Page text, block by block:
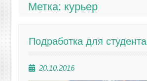
Метка: курьер
Подработка для студента
20.10.2016